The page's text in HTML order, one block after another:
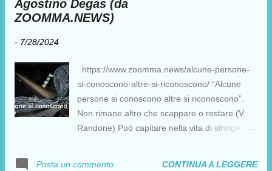
Agostino Degas (da
ZOOMMA.NEWS)
- 7/28/2024
https://www.zoomma.news/alcune-persone-
si-conoscono-altre-si-riconoscono/ “Alcune
persone si conoscono altre si riconoscono”.
Non rimane altro che scappare o restare.(V.
Randone) Può capitare nella vita di stringere
Posta un commento CONTINUA A LEGGERE